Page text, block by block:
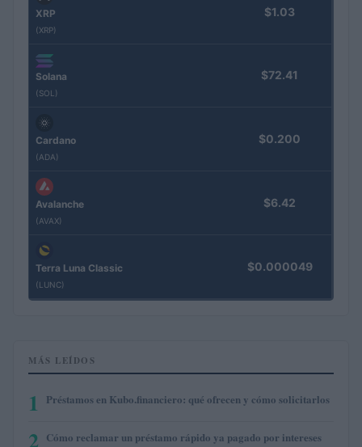
XRP
(XRP)
$1.03
Solana
(SOL)
$72.41
Cardano
(ADA)
$0.200
Avalanche
(AVAX)
$6.42
Terra Luna Classic
(LUNC)
$0.000049
MÁS LEÍDOS
1 Préstamos en Kubo.financiero: qué ofrecen y cómo solicitarlos
2 Cómo reclamar un préstamo rápido ya pagado por intereses